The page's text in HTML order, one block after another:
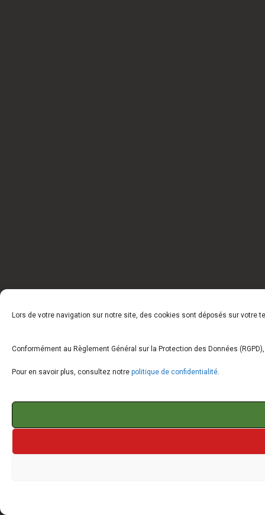
Lors de votre navigation sur notre site, des cookies sont déposés sur votre
Conformément au Règlement Général sur la Protection des Données
Pour en savoir plus, consultez notre politique de confidentialité.